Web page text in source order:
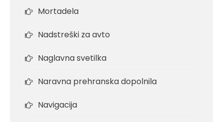
Mortadela
Nadstreški za avto
Naglavna svetilka
Naravna prehranska dopolnila
Navigacija